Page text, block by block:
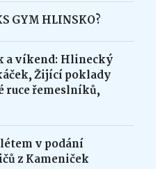
GYM HLINSKO?
a víkend: Hlinecký
Žijící poklady
ruce řemeslníků,
v podání
z Kameniček